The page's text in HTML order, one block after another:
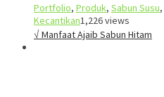
Portfolio, Produk, Sabun Susu,
Kecantikan1,226 views
√ Manfaat Ajaib Sabun Hitam